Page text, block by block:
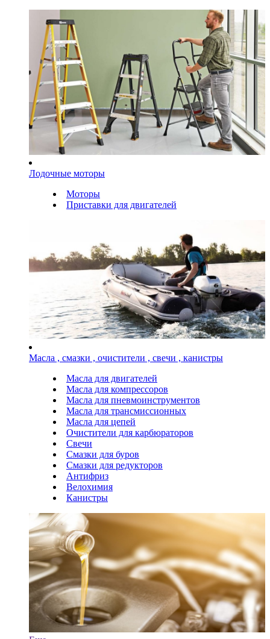
Лодочные моторы
Моторы
Приставки для двигателей
Масла , смазки , очистители , свечи , канистры
Масла для двигателей
Масла для компрессоров
Масла для пневмоинструментов
Масла для трансмиссионных
Масла для цепей
Очистители для карбюраторов
Свечи
Смазки для буров
Смазки для редукторов
Антифриз
Велохимия
Канистры